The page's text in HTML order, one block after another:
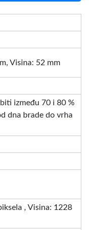
Visina: 52 mm
između 70 i 80 %
dna brade do vrha
, Visina: 1228